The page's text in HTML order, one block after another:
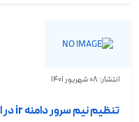
انتشار: 08 شهریور 1401
تنظیم نیم سرور دامنه ir در ایرنیک